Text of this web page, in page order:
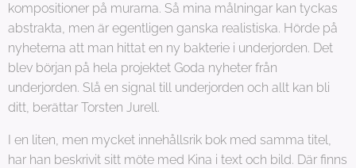
kompositioner på murarna. Så mina målningar kan tyckas
abstrakta, men är egentligen ganska realistiska. Hörde på
nyheterna att man hittat en ny bakterie i underjorden. Det
blev början på hela projektet Goda nyheter från
underjorden. Slå en signal till underjorden och allt kan bli
ditt, berättar Torsten Jurell.
I en liten, men mycket innehållsrik bok med samma titel,
har han beskrivit sitt möte med Kina i text och bild. Där finns